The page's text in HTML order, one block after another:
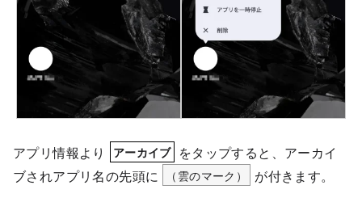
アプリ情報より アーカイブ をタップすると、アーカイ
ブされアプリ名の先頭に
（雲のマーク） が付きます。